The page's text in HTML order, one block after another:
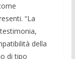
“La
della
di tipo